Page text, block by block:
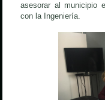
asesorar al municipio
con la Ingeniería.